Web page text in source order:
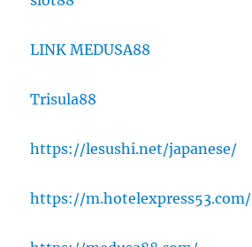
LINK MEDUSA88
Trisula88
https://lesushi.net/japanese/
https://m.hotelexpress53.com/